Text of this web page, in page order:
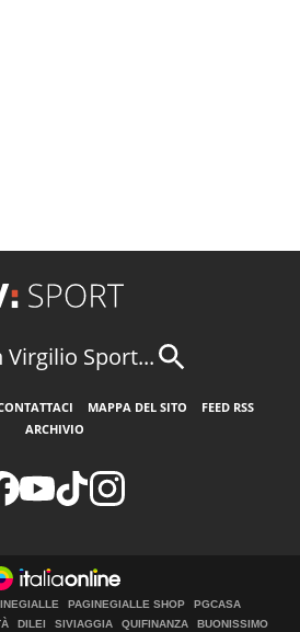
Virgilio Sport...
MAPPA DEL SITO
FEED RSS
ARCHIVIO
PAGINEGIALLE SHOP
PGCASA
DILEI SIVIAGGIA QUIFINANZA BUONISSIMO